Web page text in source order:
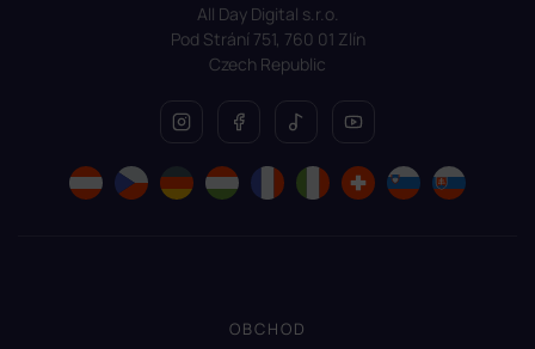
All Day Digital s.r.o.
Pod Strání 751, 760 01 Zlín
Czech Republic
OBCHOD